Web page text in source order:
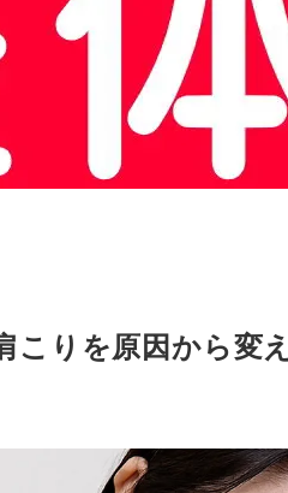
こりを原因から変